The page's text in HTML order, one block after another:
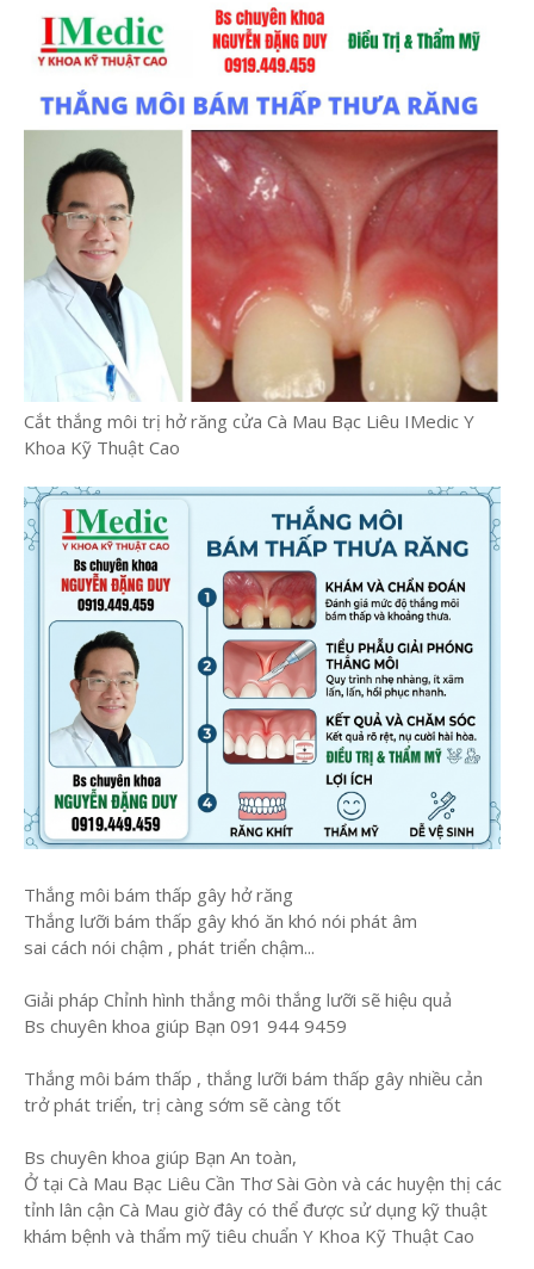
Cắt thắng môi trị hở răng cửa Cà Mau Bạc Liêu IMedic Y
Khoa Kỹ Thuật Cao
Thắng môi bám thấp gây hở răng
Thắng lưỡi bám thấp gây khó ăn khó nói phát âm
sai cách nói chậm , phát triển chậm...
Giải pháp Chỉnh hình thắng môi thắng lưỡi sẽ hiệu quả
Bs chuyên khoa giúp Bạn 091 944 9459
Thắng môi bám thấp , thắng lưỡi bám thấp gây nhiều cản
trở phát triển, trị càng sớm sẽ càng tốt
Bs chuyên khoa giúp Bạn An toàn,
Ở tại Cà Mau Bạc Liêu Cần Thơ Sài Gòn và các huyện thị các
tỉnh lân cận Cà Mau giờ đây có thể được sử dụng kỹ thuật
khám bệnh và thẩm mỹ tiêu chuẩn Y Khoa Kỹ Thuật Cao